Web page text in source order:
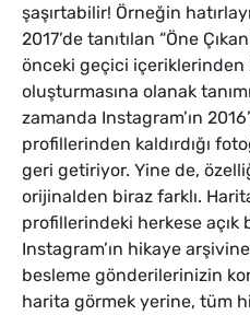
şaşırtabilir! Örneğin
2017’de tanıtılan “Öne
önceki geçici içeriklerinden
oluşturmasına olanak
zamanda Instagram’ın
profillerinden kaldırdığı
geri getiriyor. Yine de,
orijinalden biraz farklı.
profillerindeki herkese açık
Instagram’ın hikaye
besleme gönderilerinizin
harita görmek yerine, tüm